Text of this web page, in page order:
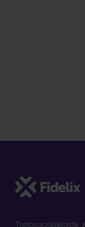
Tietosuojaseloste